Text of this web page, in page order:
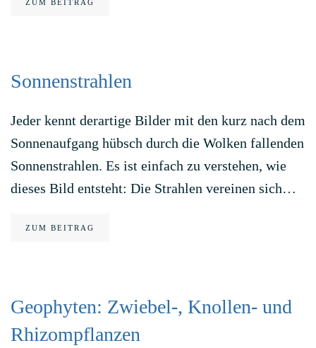
ZUM BEITRAG
Sonnenstrahlen
Jeder kennt derartige Bilder mit den kurz nach dem
Sonnenaufgang hübsch durch die Wolken fallenden
Sonnenstrahlen. Es ist einfach zu verstehen, wie
dieses Bild entsteht: Die Strahlen vereinen sich…
ZUM BEITRAG
Geophyten: Zwiebel-, Knollen- und
Rhizompflanzen